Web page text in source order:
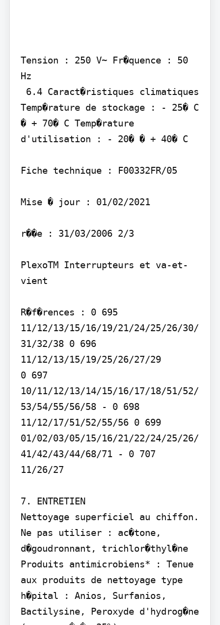
Tension : 250 V~ Fr�quence : 50
Hz
Temp�rature de stockage : - 25� C
� + 70� C Temp�rature
d'utilisation : - 20� � + 40� C
Fiche technique : F00332FR/05
Mise � jour : 01/02/2021
r��e : 31/03/2006 2/3
PlexoTM Interrupteurs et va-et-
vient
R�f�rences : 0 695
11/12/13/15/16/19/21/24/25/26/30/
31/32/38 0 696
11/12/13/15/19/25/26/27/29
0 697
10/11/12/13/14/15/16/17/18/51/52/
53/54/55/56/58 - 0 698
11/12/17/51/52/55/56 0 699
01/02/03/05/15/16/21/22/24/25/26/
41/42/43/44/68/71 - 0 707
11/26/27
7. ENTRETIEN
Nettoyage superficiel au chiffon.
Ne pas utiliser : ac�tone,
d�goudronnant, trichlor�thyl�ne
Produits antimicrobiens* : Tenue
aux produits de nettoyage type
h�pital : Anios, Surfanios,
Bactilysine, Peroxyde d'hydrog�ne